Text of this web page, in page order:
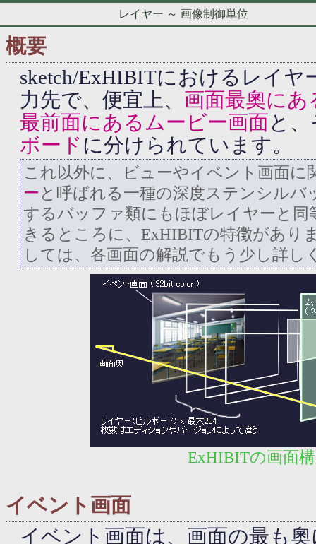
レイヤー ～ 画像制御単位
概要
sketch/ExHIBITにおけるレイヤ
力先で、便宜上、 画面最奧に
最前面にあるムービー画面と
ボードに分けられています。
これ以外に、ビューやイベント画面に
ー と呼ばれる一種の深度ステンシルバ
するバッファ類にもほぼレイヤーと同
きるところに、ExHIBITの特徴があり
しては、各画面の解説でもう少し詳し
ExHIBITの画面
イベント画面
イベント画面は、画面の最も